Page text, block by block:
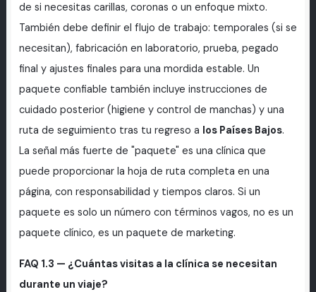
de si necesitas carillas, coronas o un enfoque mixto.
También debe definir el flujo de trabajo: temporales (si se
necesitan), fabricación en laboratorio, prueba, pegado
final y ajustes finales para una mordida estable. Un
paquete confiable también incluye instrucciones de
cuidado posterior (higiene y control de manchas) y una
ruta de seguimiento tras tu regreso a los Países Bajos.
La señal más fuerte de "paquete" es una clínica que
puede proporcionar la hoja de ruta completa en una
página, con responsabilidad y tiempos claros. Si un
paquete es solo un número con términos vagos, no es un
paquete clínico, es un paquete de marketing.
FAQ 1.3 — ¿Cuántas visitas a la clínica se necesitan
durante un viaje?